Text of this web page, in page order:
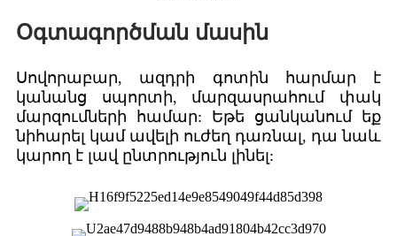
Օգտագործման մասին
Սովորաբար, ազդրի գոտին հարմար է
կանանց սպորտի, մարզասրահում փակ
մարզումների համար: Եթե ​​ցանկանում եք
նիհարել կամ ավելի ուժեղ դառնալ, դա նաև
կարող է լավ ընտրություն լինել: